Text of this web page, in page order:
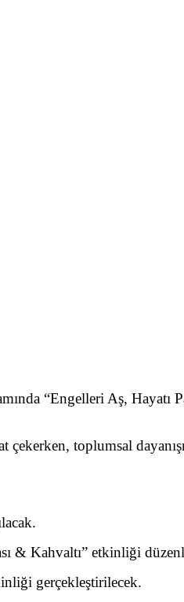
“Engelleri Aş, Hayatı
çekerken, toplumsal
& Kahvaltı” etkinliği
gerçekleştirilecek.